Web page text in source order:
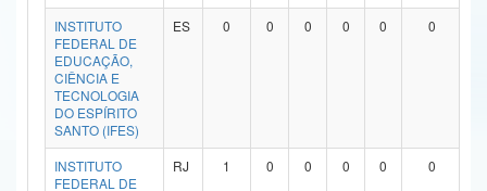
Secretaria de Governo
Gabinete de Segurança Institucional
Advocacia-Geral da União
Banco Central do Brasil
INSTITUTO
FEDERAL DE
EDUCAÇÃO,
CIÊNCIA E
TECNOLOGIA
DO ESPÍRITO
SANTO (IFES)
ES 0 0 0 0 0 0
INSTITUTO
FEDERAL DE
RJ 1 0 0 0 0 0